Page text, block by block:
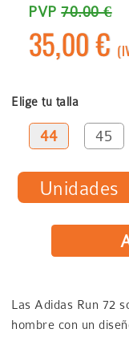
PVP70.00 €
35,00 €
Elige tu talla
44 45
Unidades
Las Adidas Run 72
hombre con un